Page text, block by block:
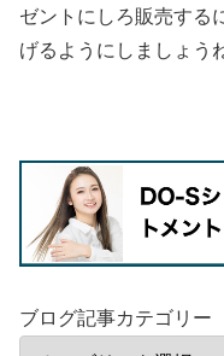
ゼントにしろ販売する
げるようにしましょう
ブログ記事カテゴリー